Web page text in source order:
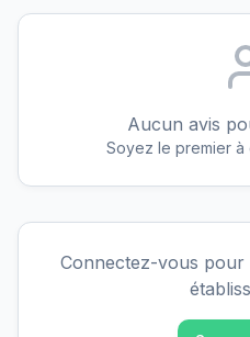
Aucun avis
Soyez le premier à
Connectez-vous pour